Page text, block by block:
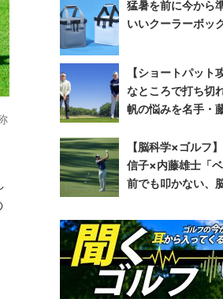
猛暑を前に今から
いいクーラーボッ
【ショートパット
なところで打ち切
帆の悩みを名手・
【脳科学×ゴルフ
信子×内藤雄士「
前でも叩かない、